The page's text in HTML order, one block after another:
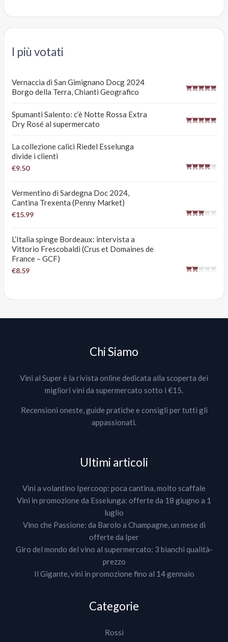
I più votati
Vernaccia di San Gimignano Docg 2024
Borgo della Terra, Chianti Geografico
Spumanti Salento: c’è Notte Rossa Extra
Dry Rosé al supermercato
La collezione calici Riedel Esselunga
divide i clienti
€9.50
Vermentino di Sardegna Doc 2024,
Cantina Trexenta (Penny Market)
€15.99
L’Italia spinge Bordeaux: intervista a
Vittorio Frescobaldi (Crus et Domaines de
France – GCF)
€8.59
Chi Siamo
Vini al Super è la rivista online dedicata alla scoperta dei
migliori vini da supermercato sotto i €15.
Recensioni oneste, guide pratiche e consigli per tutti gli
appassionati.
Ultimi articoli
Vini a volantino Ipercoop: poca cantina, molto scaffale
Vini in promozione da Esselunga: offerte da 18 giugno a 1
luglio
Vino che Passione: da Barolo a Champagne, un mese di
offerte da Iper
Giro del mondo del vino al supermercato: 3 bianchi qualità-
prezzo
Il Gigante, vini in promozione fino al 14 gennaio
Categorie
Rossi